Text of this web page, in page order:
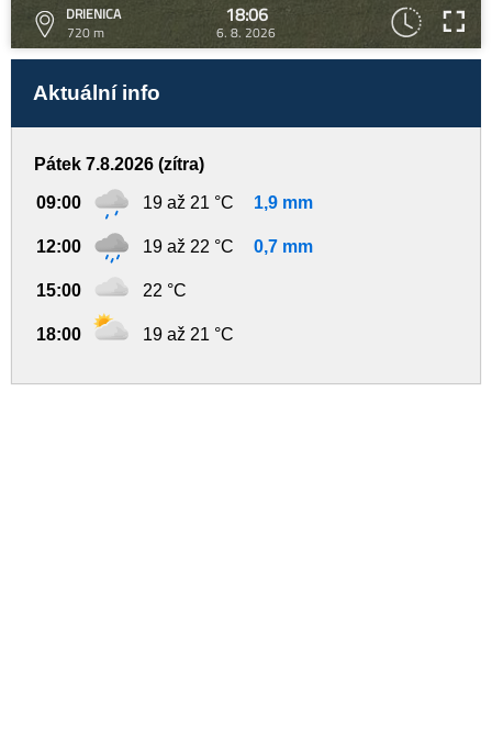
DRIENICA
720 m
18:06
6. 8. 2026
Aktuální info
Pátek 7.8.2026 (zítra)
09:00 19 až 21 °C 1,9 mm
12:00 19 až 22 °C 0,7 mm
15:00 22 °C
18:00 19 až 21 °C